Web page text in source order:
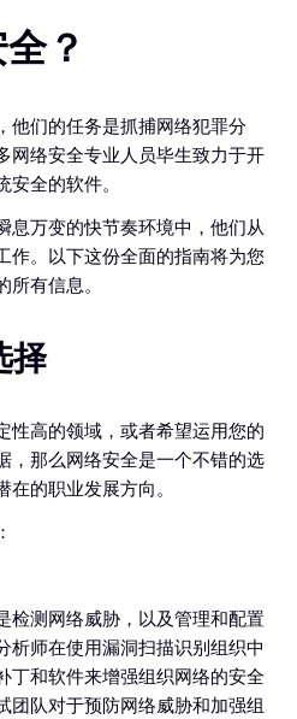
？
他们的任务是抓捕网络犯罪分
网络安全专业人员毕生致力于开
全的软件。
息万变的快节奏环境中，他们从
作。以下这份全面的指南将为您
有信息。
择
性高的领域，或者希望运用您的
，那么网络安全是一个不错的选
的职业发展方向。
检测网络威胁，以及管理和配置
析师在使用漏洞扫描识别组织中
丁和软件来增强组织网络的安全
团队对于预防网络威胁和加强组